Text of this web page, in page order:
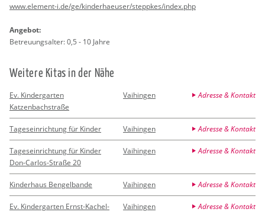
www.​element-​i.​de/​ge/​kin​derh​aeus​er/​steppkes/​index.​php
An­ge­bot:
Be­treu­ungs­al­ter: 0,5 - 10 Jahre
Wei­te­re Kitas in der Nähe
Ev. Kindergarten
Katzenbachstraße
Vaihingen Adresse & Kontakt
Tageseinrichtung für Kinder Vaihingen Adresse & Kontakt
Tageseinrichtung für Kinder
Don-Carlos-Straße 20
Vaihingen Adresse & Kontakt
Kinderhaus Bengelbande Vaihingen Adresse & Kontakt
Ev. Kindergarten Ernst-Kachel-
Vaihingen Adresse & Kontakt